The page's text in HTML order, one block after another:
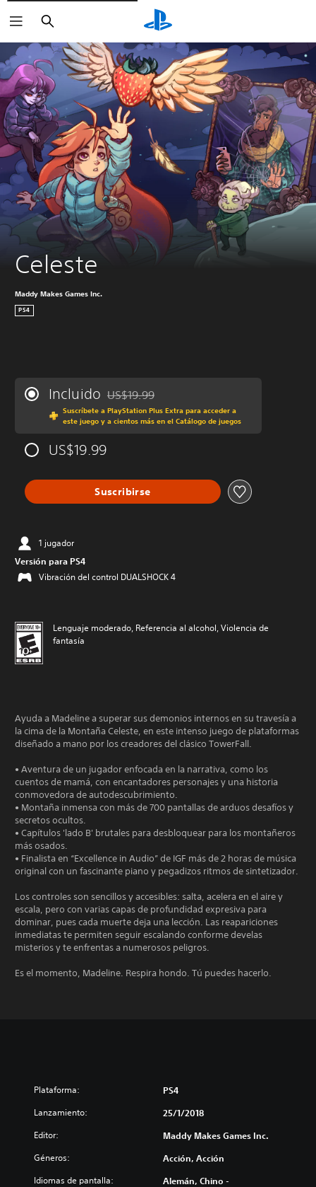
Buscar
Celeste
Maddy Makes Games Inc.
PS4
Incluido Rebajado del precio original de US$19.99
US$19.99
Suscríbete a PlayStation Plus Extra para acceder a
este juego y a cientos más en el Catálogo de juegos
US$19.99
Suscribirse
1 jugador
Versión para PS4
Vibración del control DUALSHOCK 4
Lenguaje moderado, Referencia al alcohol, Violencia de
fantasía
Ayuda a Madeline a superar sus demonios internos en su travesía a
la cima de la Montaña Celeste, en este intenso juego de plataformas
diseñado a mano por los creadores del clásico TowerFall.
• Aventura de un jugador enfocada en la narrativa, como los
cuentos de mamá, con encantadores personajes y una historia
conmovedora de autodescubrimiento.
• Montaña inmensa con más de 700 pantallas de arduos desafíos y
secretos ocultos.
• Capítulos 'lado B' brutales para desbloquear para los montañeros
más osados.
• Finalista en “Excellence in Audio” de IGF más de 2 horas de música
original con un fascinante piano y pegadizos ritmos de sintetizador.
Los controles son sencillos y accesibles: salta, acelera en el aire y
escala, pero con varias capas de profundidad expresiva para
dominar, pues cada muerte deja una lección. Las reapariciones
inmediatas te permiten seguir escalando conforme develas
misterios y te enfrentas a numerosos peligros.
Es el momento, Madeline. Respira hondo. Tú puedes hacerlo.
Plataforma: PS4
Lanzamiento: 25/1/2018
Editor: Maddy Makes Games Inc.
Géneros: Acción, Acción
Idiomas de pantalla:
Alemán, Chino -